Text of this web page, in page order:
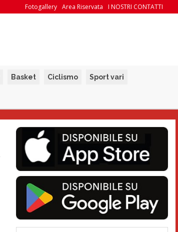
I NOSTRI CONTATTI
Area Riservata
Fotogallery
Basket Ciclismo Sport vari